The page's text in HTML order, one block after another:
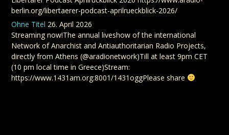
berlin.org/libertaerer-podcast-aprilrueckblick-2026/
Ohne Titel 26. April 2026
Streaming now!The annual liveshow of the international
Network of Anarchist and Antiauthoritarian Radio Projects,
directly from Athens (@aradionetwork)Till at least 9pm CET
(10 pm local time in Greece)Stream:
https://www.1431am.org:8001/1431oggPlease share